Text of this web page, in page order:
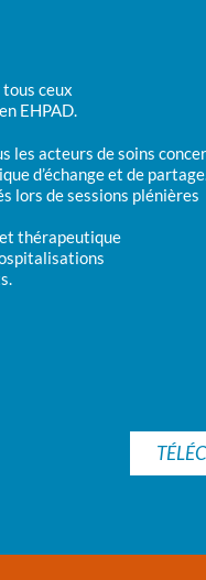
ceux
EHPAD.
les acteurs de soins
d’échange et de
lors de sessions plénières
thérapeutique